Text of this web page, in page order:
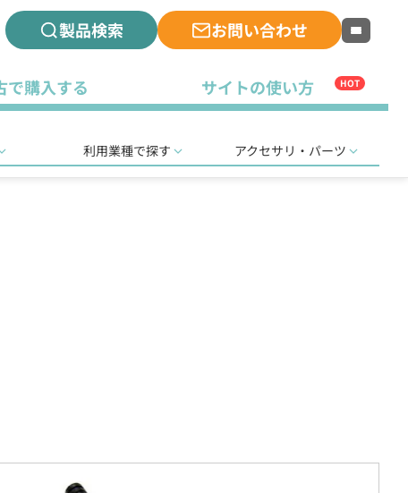
製品検索 お問い合わせ
で購入する サイトの使い方 HOT
利用業種で探す アクセサリ・パーツ